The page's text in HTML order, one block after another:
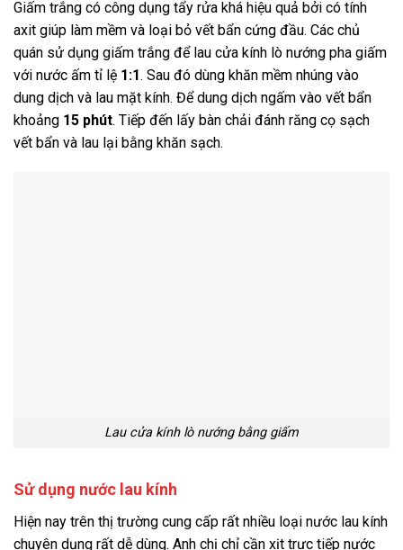
Giấm trắng có công dụng tẩy rửa khá hiệu quả bởi có tính
axit giúp làm mềm và loại bỏ vết bẩn cứng đầu. Các chủ
quán sử dụng giấm trắng để lau cửa kính lò nướng pha giấm
với nước ấm tỉ lệ 1:1. Sau đó dùng khăn mềm nhúng vào
dung dịch và lau mặt kính. Để dung dịch ngấm vào vết bẩn
khoảng 15 phút. Tiếp đến lấy bàn chải đánh răng cọ sạch
vết bẩn và lau lại bằng khăn sạch.
Lau cửa kính lò nướng bằng giấm
Sử dụng nước lau kính
Hiện nay trên thị trường cung cấp rất nhiều loại nước lau kính
chuyên dụng rất dễ dùng. Anh chị chỉ cần xịt trực tiếp nước